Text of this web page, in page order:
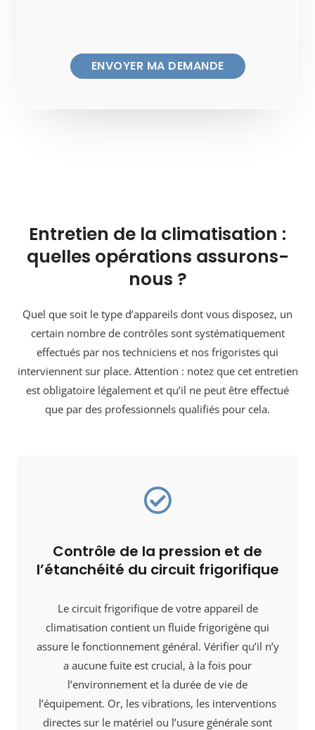
Entretien de la climatisation :
quelles opérations assurons-
nous ?
Quel que soit le type d’appareils dont vous disposez, un
certain nombre de contrôles sont systématiquement
effectués par nos techniciens et nos frigoristes qui
interviennent sur place. Attention : notez que cet entretien
est obligatoire légalement et qu’il ne peut être effectué
que par des professionnels qualifiés pour cela.
Contrôle de la pression et de
l’étanchéité du circuit frigorifique
Le circuit frigorifique de votre appareil de
climatisation contient un fluide frigorigène qui
assure le fonctionnement général. Vérifier qu’il n’y
a aucune fuite est crucial, à la fois pour
l’environnement et la durée de vie de
l’équipement. Or, les vibrations, les interventions
directes sur le matériel ou l’usure générale sont